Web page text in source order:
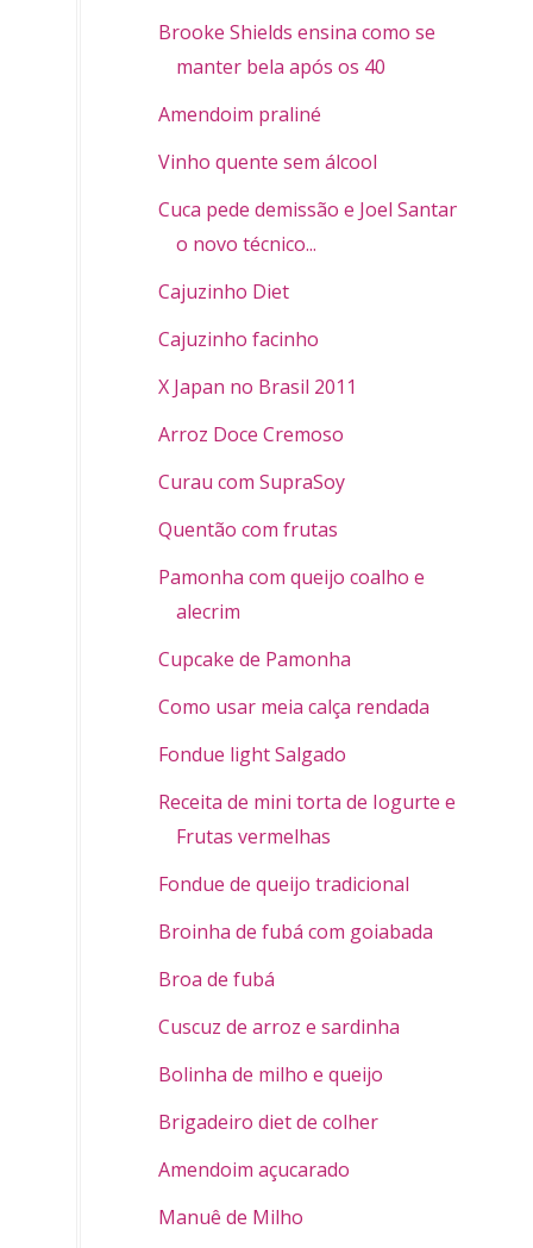
Brooke Shields ensina como se
manter bela após os 40
Amendoim praliné
Vinho quente sem álcool
Cuca pede demissão e Joel Santana é
o novo técnico...
Cajuzinho Diet
Cajuzinho facinho
X Japan no Brasil 2011
Arroz Doce Cremoso
Curau com SupraSoy
Quentão com frutas
Pamonha com queijo coalho e
alecrim
Cupcake de Pamonha
Como usar meia calça rendada
Fondue light Salgado
Receita de mini torta de Iogurte e
Frutas vermelhas
Fondue de queijo tradicional
Broinha de fubá com goiabada
Broa de fubá
Cuscuz de arroz e sardinha
Bolinha de milho e queijo
Brigadeiro diet de colher
Amendoim açucarado
Manuê de Milho